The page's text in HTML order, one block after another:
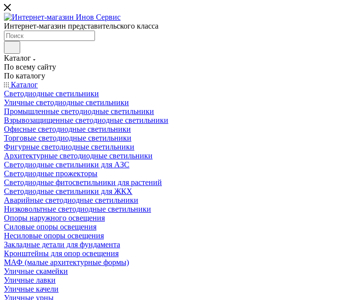
Интернет-магазин представительского класса
Каталог
По всему сайту
По каталогу
Каталог
Светодиодные светильники
Уличные светодиодные светильники
Промышленные светодиодные светильники
Взрывозащищенные светодиодные светильники
Офисные светодиодные светильники
Торговые светодиодные светильники
Фигурные светодиодные светильники
Архитектурные светодиодные светильники
Светодиодные светильники для АЗС
Светодиодные прожекторы
Светодиодные фитосветильники для растений
Светодиодные светильники для ЖКХ
Аварийные светодиодные светильники
Низковольтные светодиодные светильники
Опоры наружного освещения
Силовые опоры освещения
Несиловые опоры освещения
Закладные детали для фундамента
Кронштейны для опор освещения
МАФ (малые архитектурные формы)
Уличные скамейки
Уличные лавки
Уличные качели
Уличные урны